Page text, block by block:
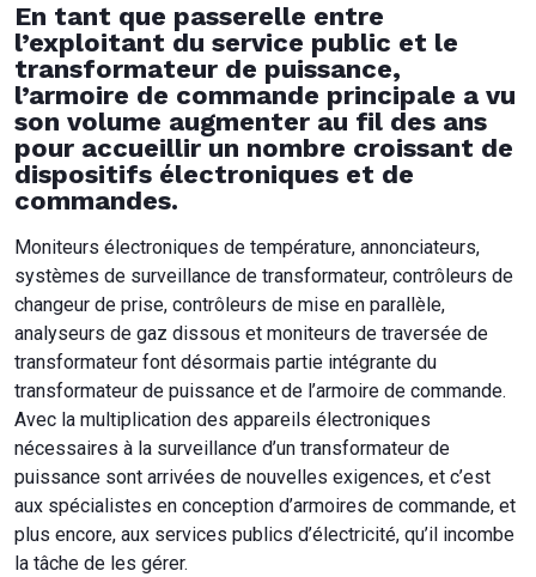
En tant que passerelle entre
l’exploitant du service public et le
transformateur de puissance,
l’armoire de commande principale a vu
son volume augmenter au fil des ans
pour accueillir un nombre croissant de
dispositifs électroniques et de
commandes.
Moniteurs électroniques de température, annonciateurs,
systèmes de surveillance de transformateur, contrôleurs de
changeur de prise, contrôleurs de mise en parallèle,
analyseurs de gaz dissous et moniteurs de traversée de
transformateur font désormais partie intégrante du
transformateur de puissance et de l’armoire de commande.
Avec la multiplication des appareils électroniques
nécessaires à la surveillance d’un transformateur de
puissance sont arrivées de nouvelles exigences, et c’est
aux spécialistes en conception d’armoires de commande, et
plus encore, aux services publics d’électricité, qu’il incombe
la tâche de les gérer.